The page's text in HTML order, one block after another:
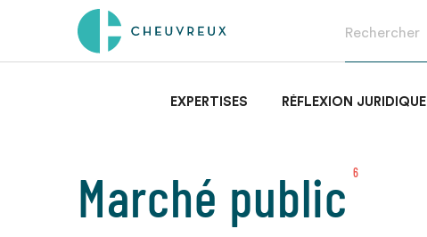
EXPERTISES RÉFLEXION JURIDIQUE
Marché public 6